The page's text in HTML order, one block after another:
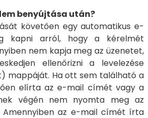
benyújtása után?
követően egy automatikus e-
kapni arról, hogy a kérelmét
nem kapja meg az üzenetet,
ellenőrizni a levelezése
mappáját. Ha ott sem található a
elírta az e-mail címét vagy a
végén nem nyomta meg az
Amennyiben az e-mail címét írta